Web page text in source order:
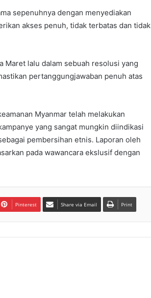
sepenuhnya dengan menyediakan
akses penuh, tidak terbatas dan tidak
Maret lalu dalam sebuah resolusi yang
pertanggungjawaban penuh atas
Myanmar telah melakukan
yang sangat mungkin diindikasi
pembersihan etnis. Laporan oleh
pada wawancara ekslusif dengan
Pinterest Share via Email Print